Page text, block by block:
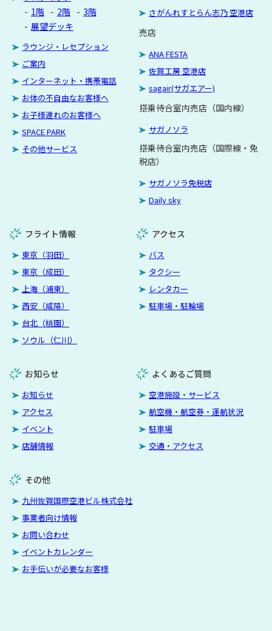
1階 2階
3階
展望デッキ
ラウンジ・レセプション
ご案内
インターネット・携帯電話
お体の不自由なお客様へ
お子様連れのお客様へ
SPACE PARK
その他サービス
さがんれすとらん志乃 空港店
売店
ANA FESTA
佐賀工房 空港店
sagair(サガエアー)
搭乗待合室内売店（国内線）
サガノソラ
搭乗待合室内売店（国際線・免
税店）
サガノソラ免税店
Daily sky
フライト情報
東京（羽田）
東京（成田）
上海（浦東）
西安（咸陽）
台北（桃園）
ソウル（仁川）
アクセス
バス
タクシー
レンタカー
駐車場・駐輪場
お知らせ
お知らせ
アクセス
イベント
店舗情報
よくあるご質問
空港施設・サービス
航空機・航空券・運航状況
駐車場
交通・アクセス
その他
九州佐賀国際空港ビル株式会社
事業者向け情報
お問い合わせ
イベントカレンダー
お手伝いが必要なお客様